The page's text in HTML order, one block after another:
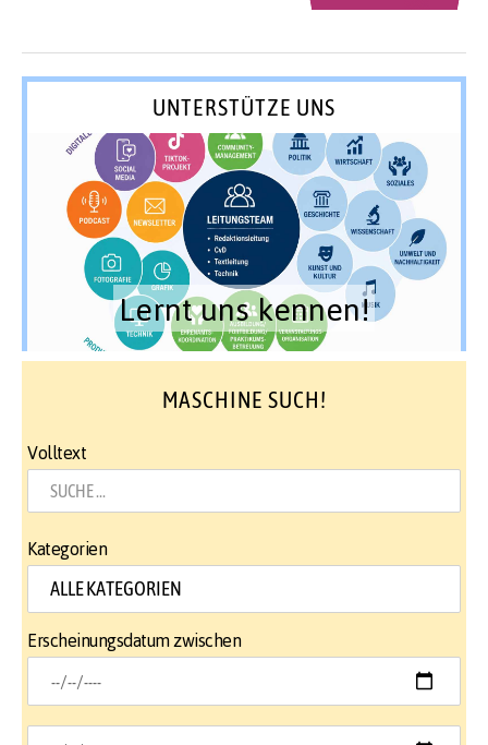
UNTERSTÜTZE UNS
Lernt uns kennen!
MASCHINE SUCH!
Volltext
Kategorien
Erscheinungsdatum zwischen